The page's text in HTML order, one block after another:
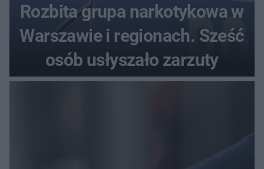
Rozbita grupa narkotykowa w
Warszawie i regionach. Sześć
osób usłyszało zarzuty